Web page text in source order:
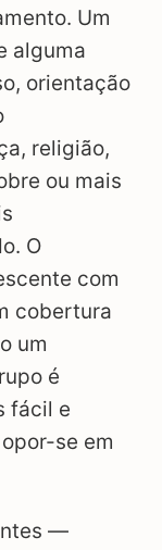
Um
alguma
orientação
religião,
ou mais
O
com
cobertura
um
é
fácil e
se em
—